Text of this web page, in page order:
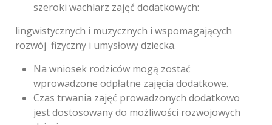
szeroki wachlarz zajęć dodatkowych:
lingwistycznych i muzycznych i wspomagających
rozwój fizyczny i umysłowy dziecka.
Na wniosek rodziców mogą zostać
wprowadzone odpłatne zajęcia dodatkowe.
Czas trwania zajęć prowadzonych dodatkowo
jest dostosowany do możliwości rozwojowych